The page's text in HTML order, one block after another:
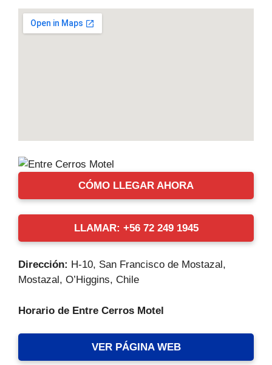
CÓMO LLEGAR AHORA
LLAMAR: +56 72 249 1945
Dirección: H-10, San Francisco de Mostazal,
Mostazal, O’Higgins, Chile
Horario de Entre Cerros Motel
VER PÁGINA WEB